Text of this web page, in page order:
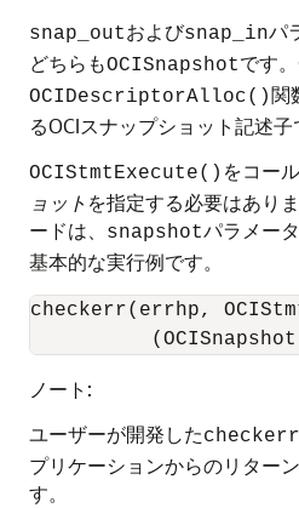
snap_outおよびsnap_inパ
どちらもOCISnapshotです
OCIDescriptorAlloc()関
るOCIスナップショット記述子
OCIStmtExecute() をコー
ョット を指定する必要はあり
ードは、
snapshotパラメー
基本的な実行例です。
checkerr(errhp,
ノート:
ユーザーが開発した
プリケーションからのリター
す。